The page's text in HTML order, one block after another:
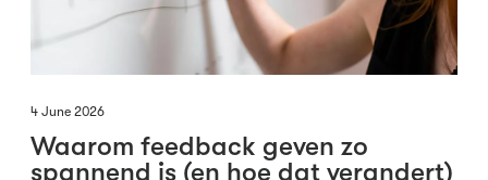
4 June 2026
Waarom feedback geven zo
spannend is (en hoe dat verandert)